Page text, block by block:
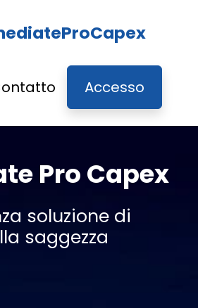
Accesso
Pro Capex
soluzione di
saggezza